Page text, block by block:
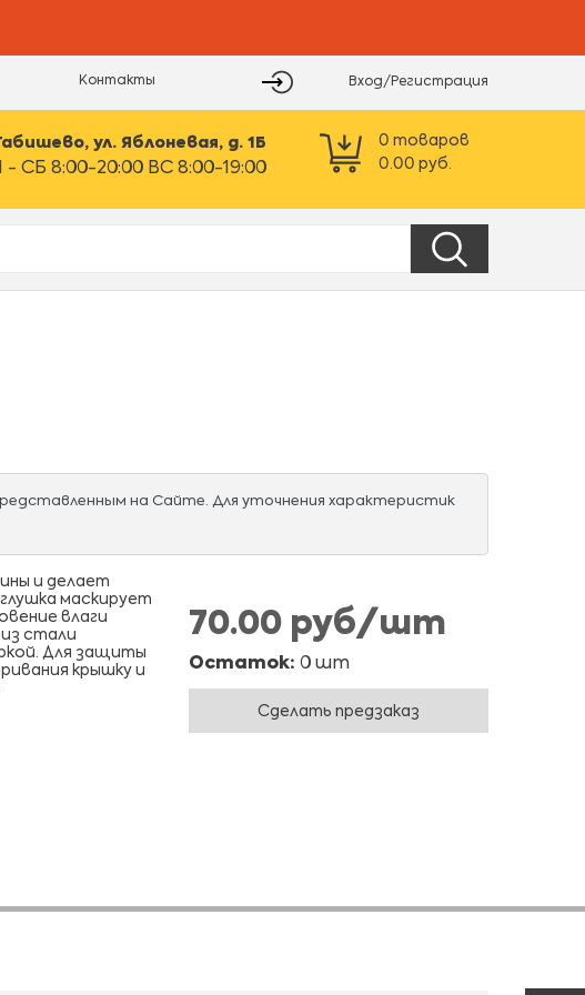
Контакты Вход/Регистрация
ул. Яблоневая, д. 1Б
- СБ 8:00-20:00 ВС 8:00-19:00
0 товаров
0.00 руб.
на Сайте. Для уточнения характеристик
и делает
маскирует
влаги
стали
Для защиты
крышку и
70.00 руб/шт
Остаток: 0 шт
Сделать предзаказ